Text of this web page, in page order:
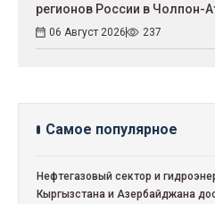
регионов России в Чолпон-
06 Август 2026 237
Самое популярное
Нефтегазовый сектор и
Кыргызстана и Азербайджана